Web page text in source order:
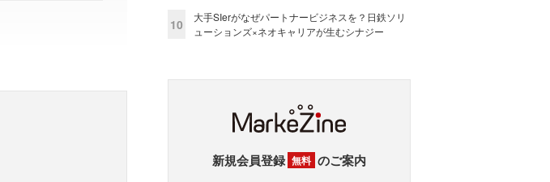
10
大手SIerがなぜパートナービジネスを？日鉄ソリ
ューションズ×ネオキャリアが生むシナジー
新規会員登録 無料 のご案内